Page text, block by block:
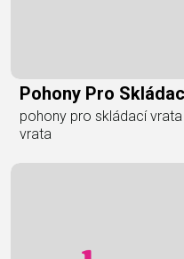
Pohony Pro
pohony pro skládací
vrata